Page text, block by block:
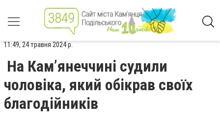
11:49, 24 травня 2024 р.
На Кам’янеччині судили
чоловіка, який обікрав своїх
благодійників